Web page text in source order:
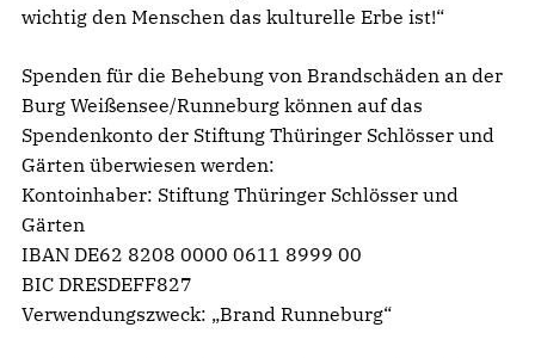
wichtig den Menschen das kulturelle Erbe ist!“
Spenden für die Behebung von Brandschäden an der
Burg Weißensee/Runneburg können auf das
Spendenkonto der Stiftung Thüringer Schlösser und
Gärten überwiesen werden:
Kontoinhaber: Stiftung Thüringer Schlösser und
Gärten
IBAN DE62 8208 0000 0611 8999 00
BIC DRESDEFF827
Verwendungszweck: „Brand Runneburg“